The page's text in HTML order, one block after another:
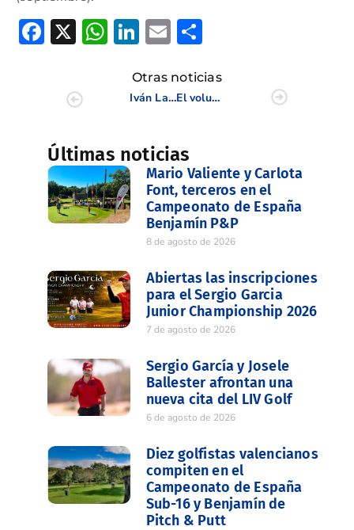
Facebook
X WhatsApp
LinkedIn
Email
Otras noticias
Iván Lara se hace con el triunfo en Las Colinas Golf en el Circuito de Profesionales
El voluntariado deportivo, a discusión en Valencia los días 17 y 18 de noviembre
Últimas noticias
Mario Valiente y Carlota
Font, terceros en el
Campeonato de España
Benjamín P&P
8 de agosto de 2026
Abiertas las inscripciones
para el Sergio Garcia
Junior Championship 2026
7 de agosto de 2026
Sergio García y Josele
Ballester afrontan una
nueva cita del LIV Golf
6 de agosto de 2026
Diez golfistas valencianos
compiten en el
Campeonato de España
Sub-16 y Benjamín de
Pitch & Putt